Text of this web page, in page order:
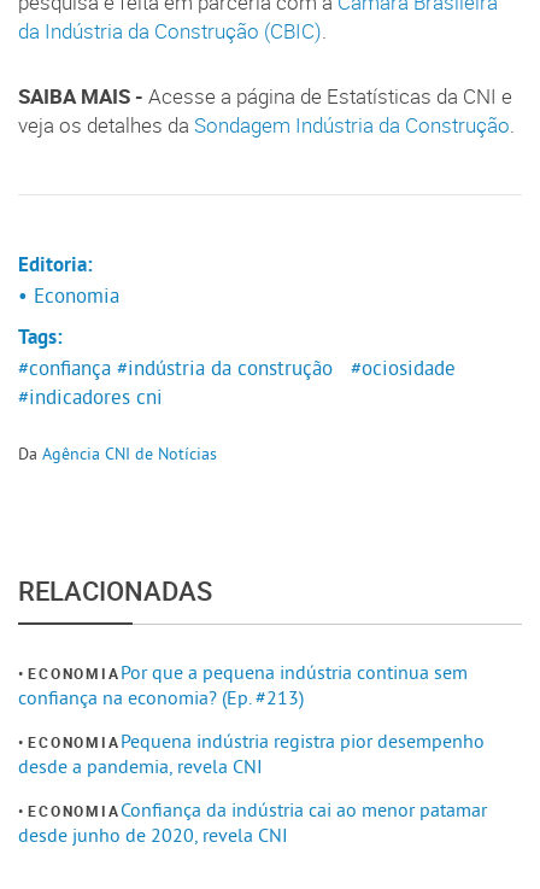
da Indústria da Construção (CBIC).
SAIBA MAIS - Acesse a página de Estatísticas da CNI e
veja os detalhes da Sondagem Indústria da Construção.
Editoria:
• Economia
Tags:
#confiança #indústria da construção
#ociosidade
#indicadores cni
Da Agência CNI de Notícias
RELACIONADAS
ECONOMIAPor que a pequena indústria continua sem
confiança na economia? (Ep. #213)
ECONOMIAPequena indústria registra pior desempenho
desde a pandemia, revela CNI
ECONOMIAConfiança da indústria cai ao menor patamar
desde junho de 2020, revela CNI